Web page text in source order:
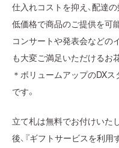
仕入れコストを抑え、配達
低価格で商品のご提供を可
コンサートや発表会などの
も大変ご満足いただけるお
＊ボリュームアップのDXス
です。
立て札は無料でお付けいた
後、『ギフトサービスを利用